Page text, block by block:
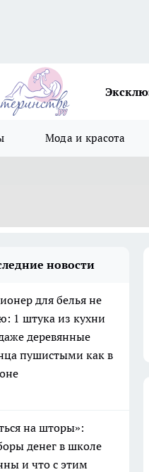
Мода и красота
новости
для белья не
1 штука из кухни
деревянные
пушистыми как в
на шторы»:
денег в школе
и что с этим